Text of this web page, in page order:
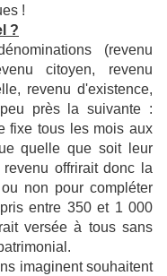
!
?
(revenu
citoyen, revenu
revenu d'existence,
près la suivante :
fixe tous les mois aux
quelle que soit leur
revenu offrirait donc la
non pour compléter
entre 350 et 1 000
versée à tous sans
imaginent souhaitent